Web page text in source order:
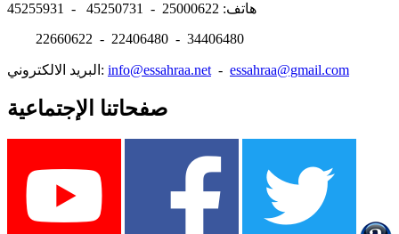
هاتف: 25000622 - 45250731 - 45255931
22660622 - 22406480 - 34406480
البريد الالكتروني: info@essahraa.net - essahraa@gmail.com
صفحاتنا الإجتماعية